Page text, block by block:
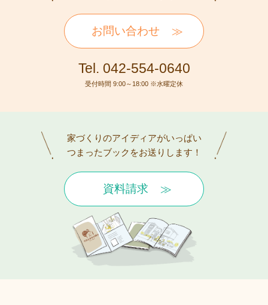
お問い合わせ
Tel. 042-554-0640
受付時間 9:00～18:00 ※水曜定休
家づくりのアイディアがいっぱい
つまったブックをお送りします！
資料請求